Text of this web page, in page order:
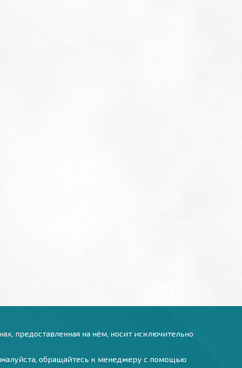
предоставленная на нём, носит исключительно
обращайтесь к менеджеру с помощью